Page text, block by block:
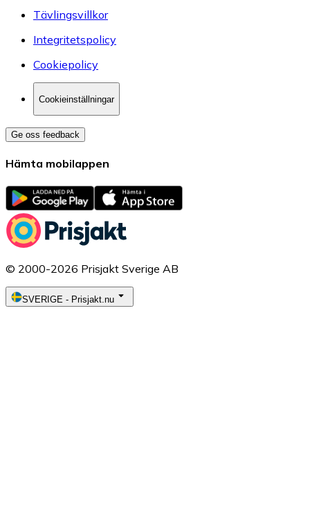
Tävlingsvillkor
Integritetspolicy
Cookiepolicy
Cookieinställningar
Ge oss feedback
Hämta mobilappen
© 2000-2026 Prisjakt Sverige AB
SVERIGE - Prisjakt.nu